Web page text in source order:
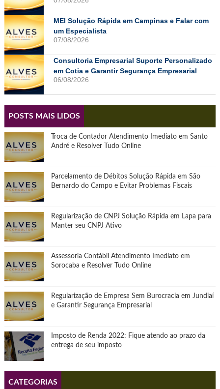
MEI Solução Rápida em Campinas e Falar com
um Especialista
07/08/2026
Consultoria Empresarial Suporte Personalizado
em Cotia e Garantir Segurança Empresarial
06/08/2026
POSTS MAIS LIDOS
Troca de Contador Atendimento Imediato em Santo
André e Resolver Tudo Online
Parcelamento de Débitos Solução Rápida em São
Bernardo do Campo e Evitar Problemas Fiscais
Regularização de CNPJ Solução Rápida em Lapa para
Manter seu CNPJ Ativo
Assessoria Contábil Atendimento Imediato em
Sorocaba e Resolver Tudo Online
Regularização de Empresa Sem Burocracia em Jundiaí
e Garantir Segurança Empresarial
Imposto de Renda 2022: Fique atendo ao prazo da
entrega de seu imposto
CATEGORIAS